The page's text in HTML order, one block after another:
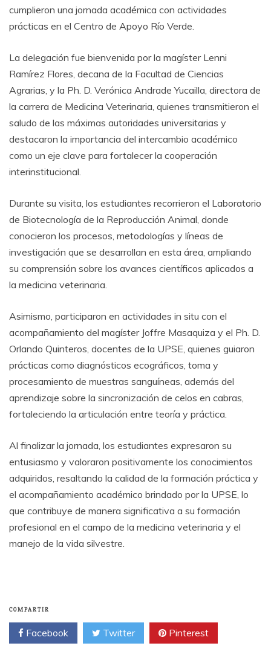
cumplieron una jornada académica con actividades
prácticas en el Centro de Apoyo Río Verde.
La delegación fue bienvenida por la magíster Lenni
Ramírez Flores, decana de la Facultad de Ciencias
Agrarias, y la Ph. D. Verónica Andrade Yucailla, directora de
la carrera de Medicina Veterinaria, quienes transmitieron el
saludo de las máximas autoridades universitarias y
destacaron la importancia del intercambio académico
como un eje clave para fortalecer la cooperación
interinstitucional.
Durante su visita, los estudiantes recorrieron el Laboratorio
de Biotecnología de la Reproducción Animal, donde
conocieron los procesos, metodologías y líneas de
investigación que se desarrollan en esta área, ampliando
su comprensión sobre los avances científicos aplicados a
la medicina veterinaria.
Asimismo, participaron en actividades in situ con el
acompañamiento del magíster Joffre Masaquiza y el Ph. D.
Orlando Quinteros, docentes de la UPSE, quienes guiaron
prácticas como diagnósticos ecográficos, toma y
procesamiento de muestras sanguíneas, además del
aprendizaje sobre la sincronización de celos en cabras,
fortaleciendo la articulación entre teoría y práctica.
Al finalizar la jornada, los estudiantes expresaron su
entusiasmo y valoraron positivamente los conocimientos
adquiridos, resaltando la calidad de la formación práctica y
el acompañamiento académico brindado por la UPSE, lo
que contribuye de manera significativa a su formación
profesional en el campo de la medicina veterinaria y el
manejo de la vida silvestre.
COMPARTIR
Facebook Twitter Pinterest